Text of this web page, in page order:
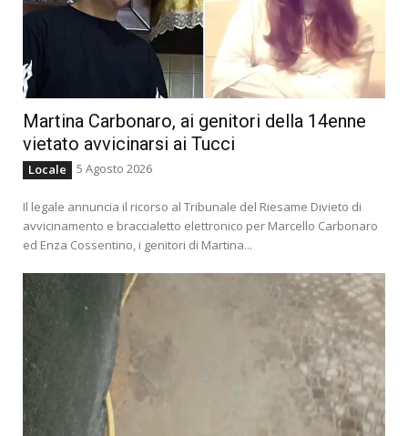
Martina Carbonaro, ai genitori della 14enne
vietato avvicinarsi ai Tucci
Locale 5 Agosto 2026
Il legale annuncia il ricorso al Tribunale del Riesame Divieto di
avvicinamento e braccialetto elettronico per Marcello Carbonaro
ed Enza Cossentino, i genitori di Martina...